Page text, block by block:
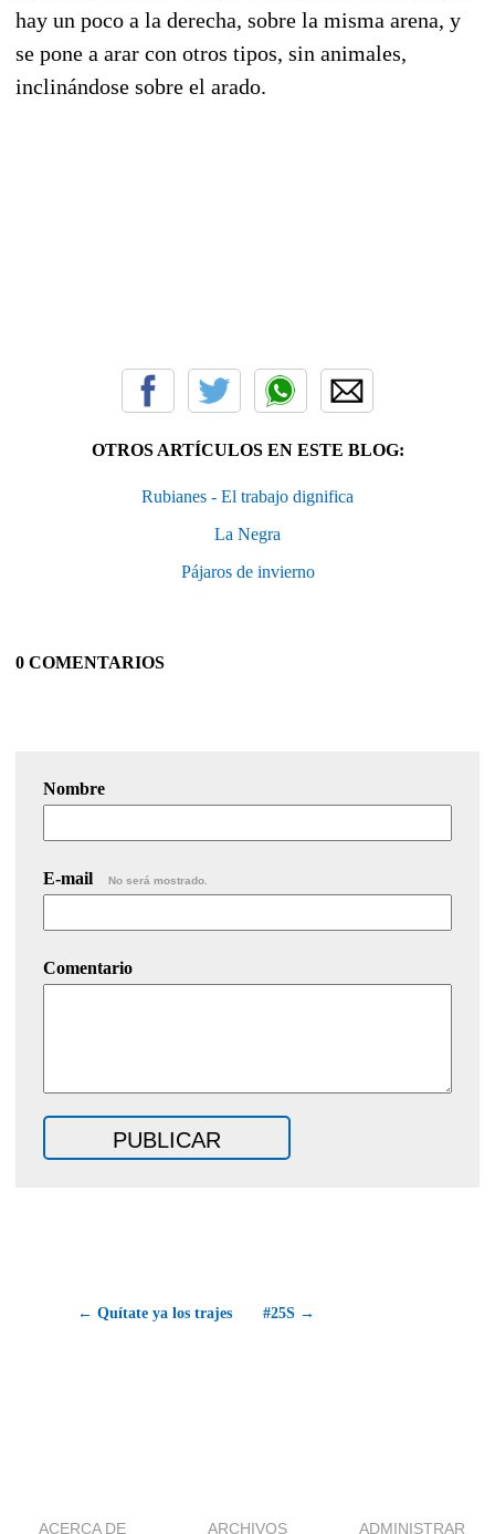
hay un poco a la derecha, sobre la misma arena, y
se pone a arar con otros tipos, sin animales,
inclinándose sobre el arado.
OTROS ARTÍCULOS EN ESTE BLOG:
Rubianes - El trabajo dignifica
La Negra
Pájaros de invierno
0 COMENTARIOS
Nombre
E-mail No será mostrado.
Comentario
← Quítate ya los trajes #25S →
ACERCA DE ARCHIVOS ADMINISTRAR